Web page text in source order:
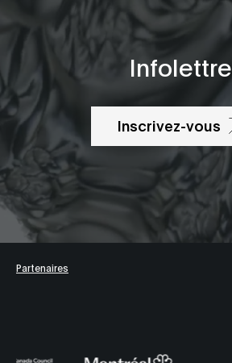
Infolettre
Inscrivez-vous
Partenaires